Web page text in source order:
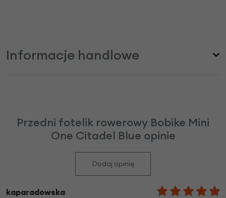
Informacje handlowe
Przedni fotelik rowerowy Bobike Mini
One Citadel Blue opinie
Dodaj opinię
kaparadowska